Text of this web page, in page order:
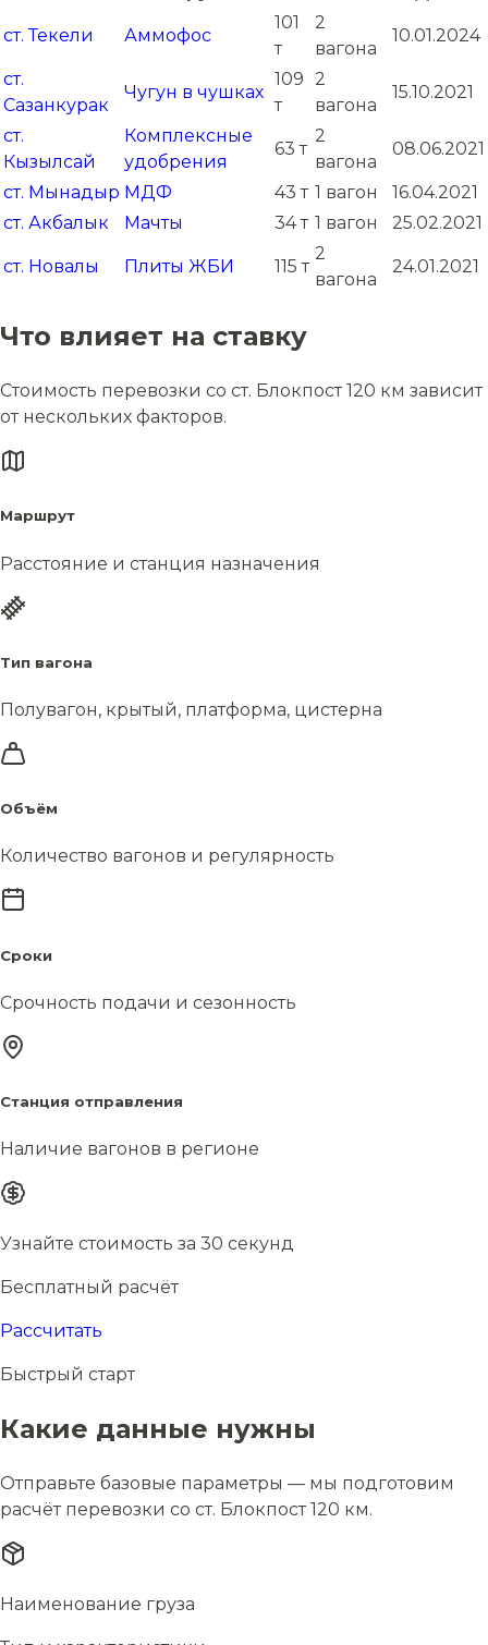
ст. Текели Аммофос
101
т
2
вагона
10.01.2024
ст.
Сазанкурак
Чугун в чушках
109
т
2
вагона
15.10.2021
ст.
Кызылсай
Комплексные
удобрения
63 т
2
вагона
08.06.2021
ст. Мынадыр МДФ 43 т 1 вагон
16.04.2021
ст. Акбалык
Мачты 34 т 1 вагон 25.02.2021
ст. Новалы Плиты ЖБИ 115 т
2
вагона
24.01.2021
Что влияет на ставку
Стоимость перевозки со ст. Блокпост 120 км зависит
от нескольких факторов.
Маршрут
Расстояние и станция назначения
Тип вагона
Полувагон, крытый, платформа, цистерна
Объём
Количество вагонов и регулярность
Сроки
Срочность подачи и сезонность
Станция отправления
Наличие вагонов в регионе
Узнайте стоимость за 30 секунд
Бесплатный расчёт
Рассчитать
Быстрый старт
Какие данные нужны
Отправьте базовые параметры — мы подготовим
расчёт перевозки со ст. Блокпост 120 км.
Наименование груза